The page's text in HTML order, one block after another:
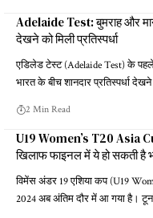
Adelaide Test: बुमराह और
देखने को मिली प्रतिस्पर्धा
एडिलेड टेस्ट (Adelaide Test) के
भारत के बीच शानदार प्रतिस्पर्धा
2 Min Read
U19 Women’s T20 Asia
खिलाफ फाइनल में ये हो सकती है
विमेंस अंडर 19 एशिया कप (U19
2024 अब अंतिम दौर में आ गया है।